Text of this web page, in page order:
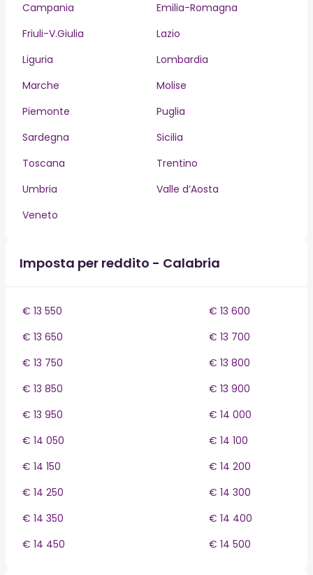
Campania
Emilia-Romagna
Friuli-V.Giulia
Lazio
Liguria
Lombardia
Marche
Molise
Piemonte
Puglia
Sardegna
Sicilia
Toscana
Trentino
Umbria
Valle d’Aosta
Veneto
Imposta per reddito - Calabria
€ 13 550
€ 13 600
€ 13 650
€ 13 700
€ 13 750
€ 13 800
€ 13 850
€ 13 900
€ 13 950
€ 14 000
€ 14 050
€ 14 100
€ 14 150
€ 14 200
€ 14 250
€ 14 300
€ 14 350
€ 14 400
€ 14 450
€ 14 500